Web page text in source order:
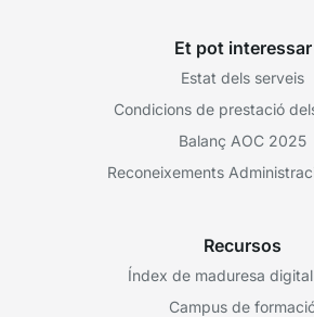
Et pot interessar
Estat dels serveis
Condicions de prestació
Balanç AOC 2025
Reconeixements
Recursos
Índex de maduresa
Campus de